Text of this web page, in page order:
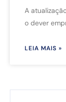
A
o dever
LEIA MAIS »